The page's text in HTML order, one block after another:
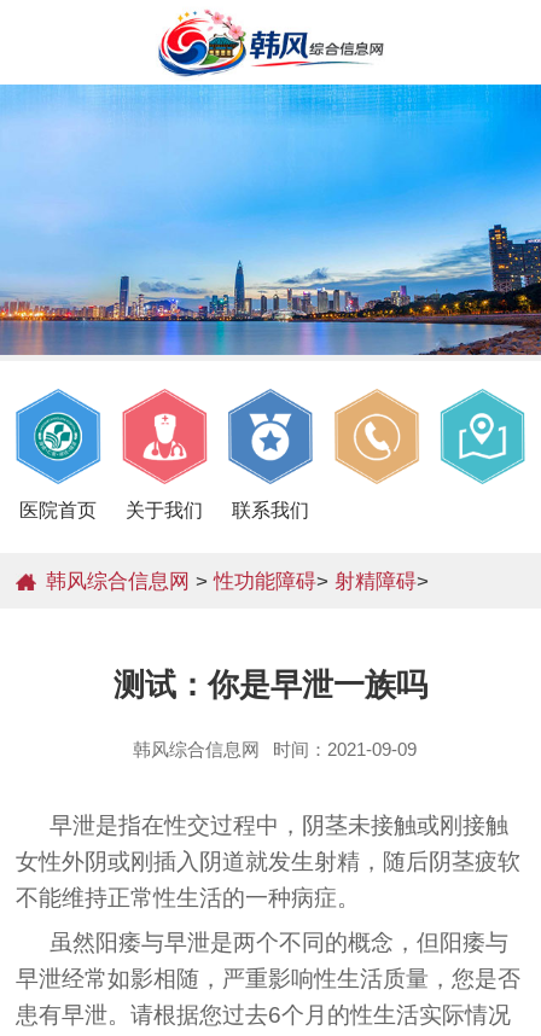
医院首页 关于我们 联系我们
韩风综合信息网 >性功能障碍>射精障碍>
测试：你是早泄一族吗
韩风综合信息网 时间：2021-09-09
早泄是指在性交过程中，阴茎未接触或刚接触
女性外阴或刚插入阴道就发生射精，随后阴茎疲软
不能维持正常性生活的一种病症。
虽然阳痿与早泄是两个不同的概念，但阳痿与
早泄经常如影相随，严重影响性生活质量，您是否
患有早泄。请根据您过去6个月的性生活实际情况